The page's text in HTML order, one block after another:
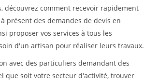
découvrez comment recevoir rapidement
présent des demandes de devis en
proposer vos services à tous les
d'un artisan pour réaliser leurs travaux.
avec des particuliers demandant des
que soit votre secteur d'activité, trouver